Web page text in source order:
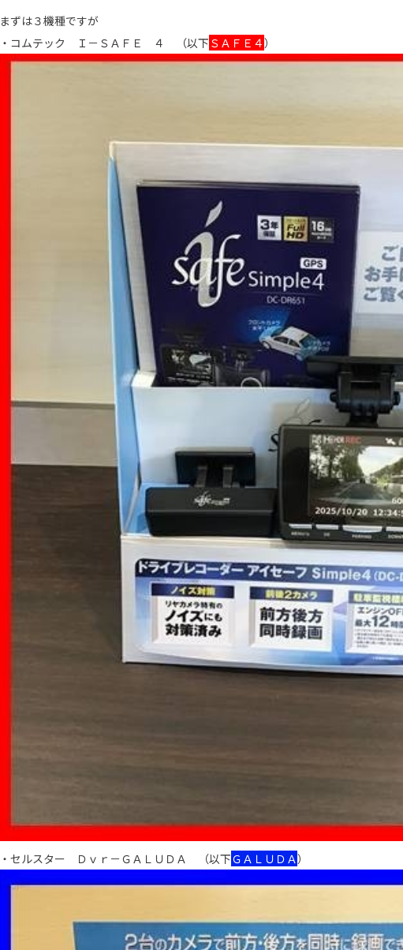
まずは３機種ですが
・コムテック Ｉ－ＳＡＦＥ ４ （以下 ＳＡＦＥ４）
・セルスター Ｄｖｒ－ＧＡＬＵＤＡ （以下ＧＡＬＵＤＡ）